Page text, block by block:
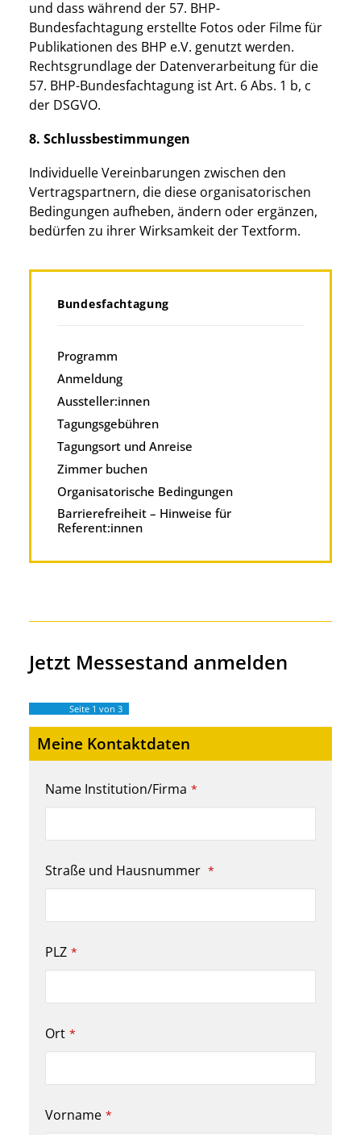
und dass während der 57. BHP-
Bundesfachtagung erstellte Fotos oder Filme für
Publikationen des BHP e.V. genutzt werden.
Rechtsgrundlage der Datenverarbeitung für die
57. BHP-Bundesfachtagung ist Art. 6 Abs. 1 b, c
der DSGVO.
8. Schlussbestimmungen
Individuelle Vereinbarungen zwischen den
Vertragspartnern, die diese organisatorischen
Bedingungen aufheben, ändern oder ergänzen,
bedürfen zu ihrer Wirksamkeit der Textform.
Bundesfachtagung
Programm
Anmeldung
Aussteller:innen
Tagungsgebühren
Tagungsort und Anreise
Zimmer buchen
Organisatorische Bedingungen
Barrierefreiheit – Hinweise für
Referent:innen
Jetzt Messestand anmelden
Seite 1 von 3
Meine Kontaktdaten
Name Institution/Firma *
Straße und Hausnummer *
PLZ *
Ort *
Vorname *